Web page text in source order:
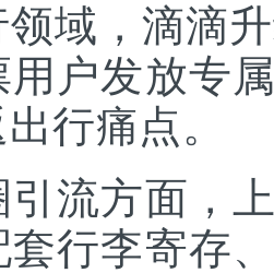
，滴滴升
用户发放专
行痛点。
方面，上
套行李寄存